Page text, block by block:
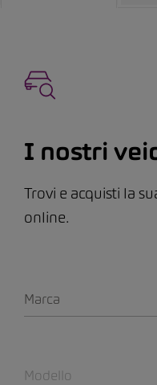
I nostri
Trovi e acquisti la
online.
Marca
Modello